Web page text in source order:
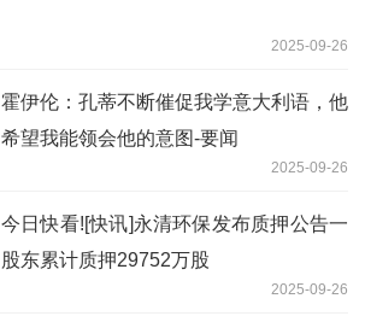
2025-09-26
霍伊伦：孔蒂不断催促我学意大利语，他
希望我能领会他的意图-要闻
2025-09-26
今日快看![快讯]永清环保发布质押公告一
股东累计质押29752万股
2025-09-26